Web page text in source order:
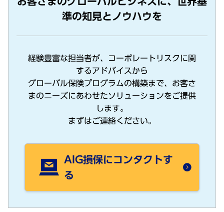
準の知見とノウハウを
経験豊富な担当者が、コーポレートリスクに関
するアドバイスから
グローバル保険プログラムの構築まで、お客さ
まのニーズにあわせたソリューションをご提供
します。
まずはご連絡ください。
AIG損保にコンタクトす
る